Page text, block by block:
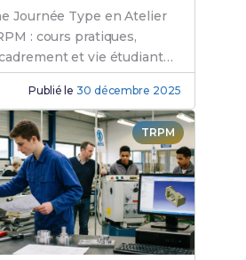
Journée Type en Atelier
: cours pratiques,
et vie étudiante
Publié le30 décembre 2025
TRPM